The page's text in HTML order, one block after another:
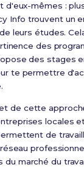
d'eux-mêmes :
Info trouvent un
leurs études.
des
des stages
te permettre
de cette
locales
de
du marché du